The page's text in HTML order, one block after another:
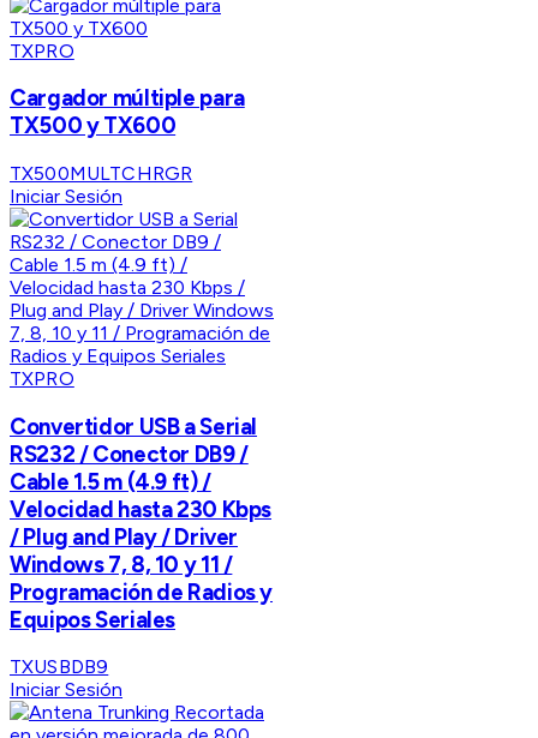
TXPRO
Cargador múltiple para
TX500 y TX600
TX500MULTCHRGR
Iniciar Sesión
TXPRO
Convertidor USB a Serial
RS232 / Conector DB9 /
Cable 1.5 m (4.9 ft) /
Velocidad hasta 230 Kbps
/ Plug and Play / Driver
Windows 7, 8, 10 y 11 /
Programación de Radios y
Equipos Seriales
TXUSBDB9
Iniciar Sesión